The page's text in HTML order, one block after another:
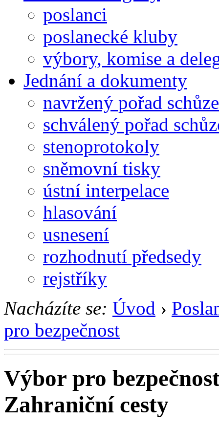
poslanci
poslanecké kluby
výbory, komise a
Jednání a dokumenty
navržený pořad schůze
schválený pořad
stenoprotokoly
sněmovní tisky
ústní interpelace
hlasování
usnesení
rozhodnutí předsedy
rejstříky
Nacházíte se: Úvod ›
pro bezpečnost
Výbor pro
Zahraniční cesty